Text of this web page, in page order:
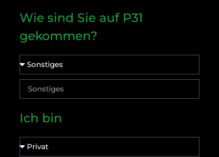
Wie sind Sie auf P31
gekommen?
Ich bin